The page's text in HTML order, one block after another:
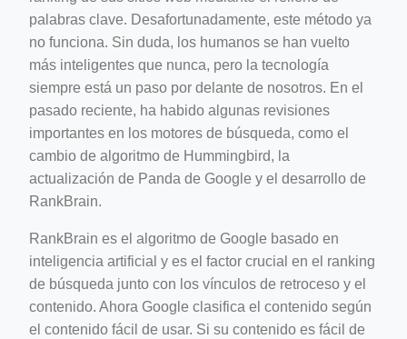
palabras clave. Desafortunadamente, este método ya
no funciona. Sin duda, los humanos se han vuelto
más inteligentes que nunca, pero la tecnología
siempre está un paso por delante de nosotros. En el
pasado reciente, ha habido algunas revisiones
importantes en los motores de búsqueda, como el
cambio de algoritmo de Hummingbird, la
actualización de Panda de Google y el desarrollo de
RankBrain.
RankBrain es el algoritmo de Google basado en
inteligencia artificial y es el factor crucial en el ranking
de búsqueda junto con los vínculos de retroceso y el
contenido. Ahora Google clasifica el contenido según
el contenido fácil de usar. Si su contenido es fácil de